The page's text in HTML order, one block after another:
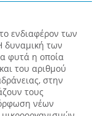
ενδιαφέρον των
δυναμική των
φυτά η οποία
του αριθμού
στην
τους
νέων